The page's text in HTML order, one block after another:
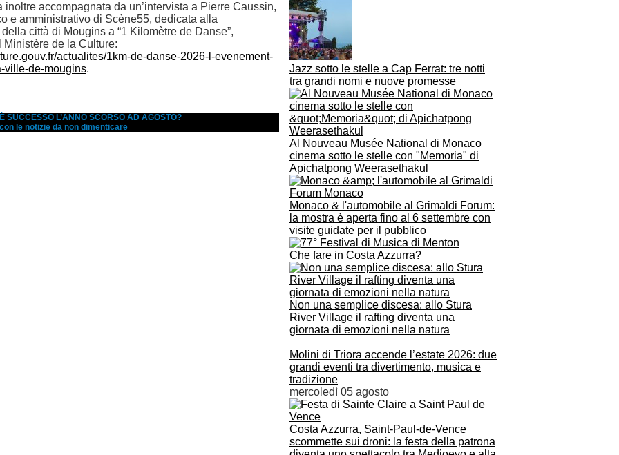
Jazz sotto le stelle a Cap Ferrat: tre notti
tra grandi nomi e nuove promesse
Al Nouveau Musée National di Monaco
cinema sotto le stelle con "Memoria" di
Apichatpong Weerasethakul
Monaco & l'automobile al Grimaldi Forum:
la mostra è aperta fino al 6 settembre con
visite guidate per il pubblico
Che fare in Costa Azzurra?
Non una semplice discesa: allo Stura
River Village il rafting diventa una
giornata di emozioni nella natura
Molini di Triora accende l’estate 2026: due
grandi eventi tra divertimento, musica e
tradizione
mercoledì 05 agosto
Costa Azzurra, Saint-Paul-de-Vence
scommette sui droni: la festa della patrona
inoltre accompagnata da un’intervista a Pierre Caussin,
e amministrativo di Scène55, dedicata alla
città di Mougins a “1 Kilomètre de Danse”,
Ministère de la Culture:
actualites/1km-de-danse-2026-l-evenement-
ville-de-mougins.
SUCCESSO L’ANNO SCORSO AD AGOSTO?
le notizie da non dimenticare